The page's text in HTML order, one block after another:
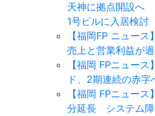
天神に拠点開設へ
1号ビルに入居検討
【福岡FP ニュー
売上と営業利益が
【福岡 FPニュー
ド、2期連続の赤字
【福岡 FPニュー
分延長 システム障